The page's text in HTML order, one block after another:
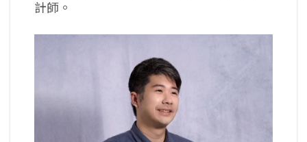
計師。